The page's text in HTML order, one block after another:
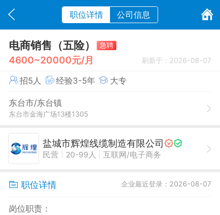
职位详情 公司信息
电商销售（五险） 急聘
4600~20000元/月 刷新于：2026-08-07
招5人 经验3-5年 大专
东台市/东台镇
东台市金海广场13楼1305
盐城市辉煌线缆制造有限公司
民营 20-99人 互联网/电子商务
职位详情 企业最近登录：2026-08-07
岗位职责：